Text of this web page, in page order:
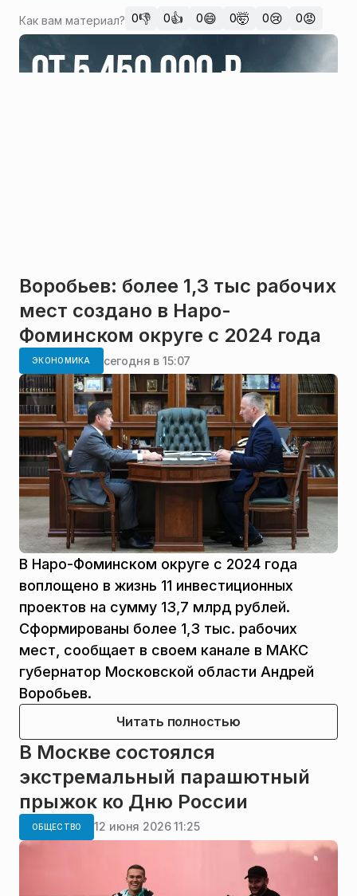
Как вам материал? 0👎 0👍 0😄 0🤯 0😢 0😡
Воробьев: более 1,3 тыс рабочих
мест создано в Наро-
Фоминском округе с 2024 года
ЭКОНОМИКА сегодня в 15:07
В Наро-Фоминском округе с 2024 года
воплощено в жизнь 11 инвестиционных
проектов на сумму 13,7 млрд рублей.
Сформированы более 1,3 тыс. рабочих
мест, сообщает в своем канале в МАКС
губернатор Московской области Андрей
Воробьев.
Читать полностью
В Москве состоялся
экстремальный парашютный
прыжок ко Дню России
ОБЩЕСТВО 12 июня 2026 11:25